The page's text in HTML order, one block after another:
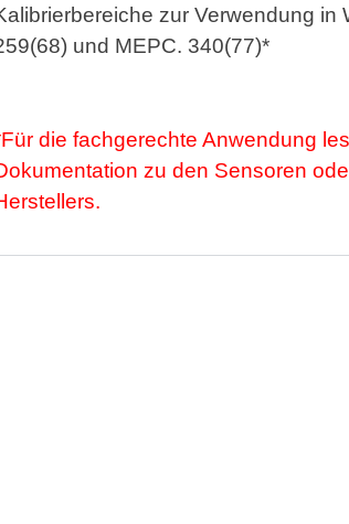
zur Verwendung
und MEPC. 340(77)*
die fachgerechte Anwendung
zu den Sensoren